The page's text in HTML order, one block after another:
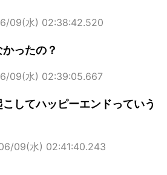
09(水) 02:38:42.520
ったの？
09(水) 02:39:05.667
してハッピーエンドっていう
09(水) 02:41:40.243